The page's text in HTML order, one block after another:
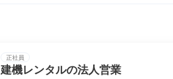
正社員
建機レンタルの法人営業